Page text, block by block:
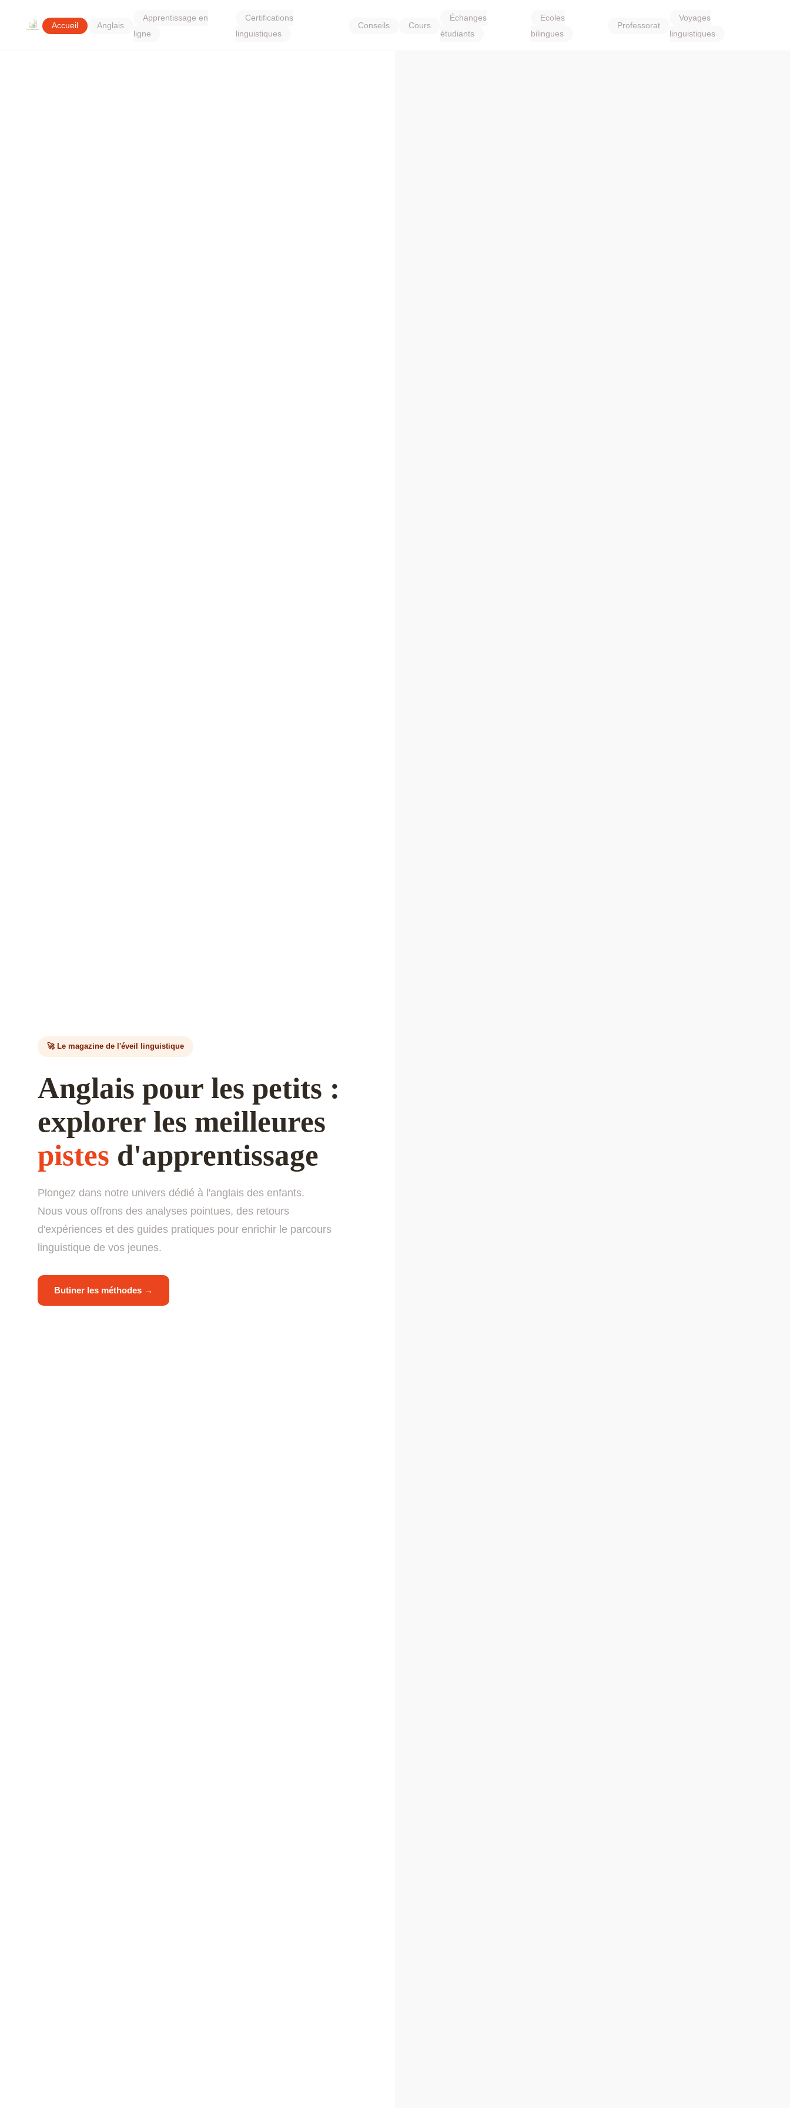
Accueil Anglais
Apprentissage en
ligne
Certifications
linguistiques
Conseils Cours
Échanges
étudiants
Ecoles
bilingues
Professorat
Voyages
linguistiques
🚀 Le magazine de l'éveil linguistique
Anglais pour les petits :
explorer les meilleures
pistes d'apprentissage
Plongez dans notre univers dédié à l'anglais des enfants.
Nous vous offrons des analyses pointues, des retours
d'expériences et des guides pratiques pour enrichir le parcours
linguistique de vos jeunes.
Butiner les méthodes →